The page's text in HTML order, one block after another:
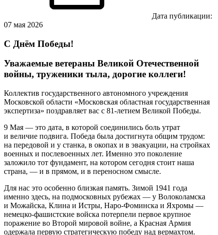
Дата публикации:
07 мая 2026
С Днём Победы!
Уважаемые ветераны Великой Отечественной
войны, труженики тыла, дорогие коллеги!
Коллектив государственного автономного учреждения
Московской области «Московская областная государственная
экспертиза» поздравляет вас с 81-летием Великой Победы.
9 Мая — это дата, в которой соединились боль утрат
и величие подвига. Победа была достигнута общим трудом:
на передовой и у станка, в окопах и в эвакуации, на стройках
военных и послевоенных лет. Именно это поколение
заложило тот фундамент, на котором сегодня стоит наша
страна, — и в прямом, и в переносном смысле.
Для нас это особенно близкая память. Зимой 1941 года
именно здесь, на подмосковных рубежах — у Волоколамска
и Можайска, Клина и Истры, Наро-Фоминска и Яхромы —
немецко-фашистские войска потерпели первое крупное
поражение во Второй мировой войне, а Красная Армия
одержала первую стратегическую победу над вермахтом.